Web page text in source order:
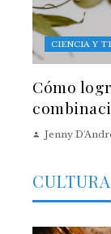
CIENCIA Y
Cómo
Jenny
CULTURA